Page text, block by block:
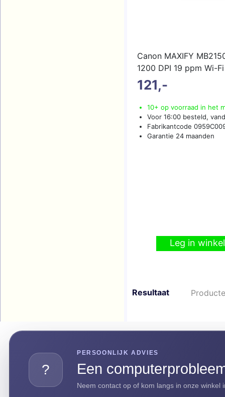
Canon MAXIFY
1200 DPI 19 ppm Wi-
121,-
10+ op voorraad in het
Voor 16:00 besteld,
Fabrikantcode
Garantie 24 maanden
Leg in
Resultaat
?
PERSOONLIJK ADVIES
Een
Neem contact op of kom langs in onze winkel